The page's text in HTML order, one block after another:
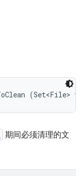
(Set<File>
期间必须清理的文